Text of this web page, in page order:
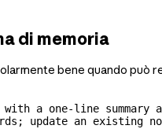
di memoria
bene quando può
with a one-line
update an existing